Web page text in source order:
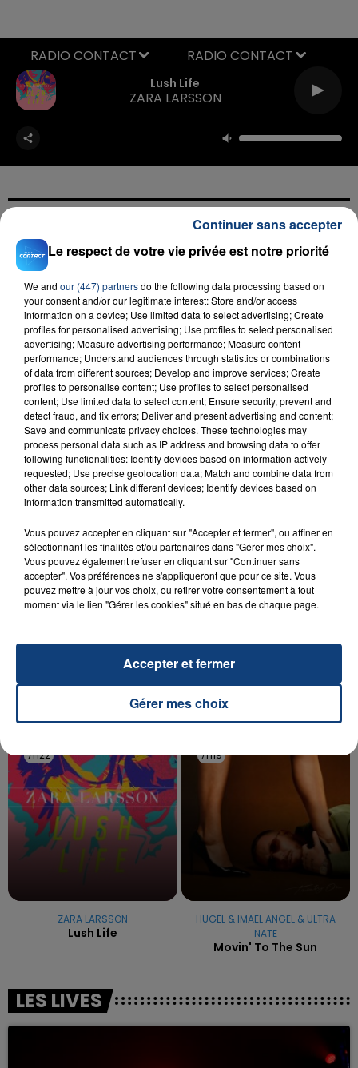
Lush Life
ZARA LARSSON
RADIO CONTACT
FIL D'ACTU
23 juillet 2026
INCENDIE MORTEL À LENS : UNE FEMME ET
SON BÉBÉ ENTRE LA VIE ET LA...
Un homme s'est immolé par le feu après avoir
aspergé sa compagne et leur bébé de trois mois
d'un liquide inflammable.
20 juillet 2026
UNE ADOLESCENTE DEVANT SE FAIRE
La famille a porté plainte contre la clinique qui a
reconnu sa responsabilité et présenté ses
TITRES DIFFUSÉS
7h22
7h22
ZARA LARSSON
Lush Life
7h19
7h19
HUGEL & IMAEL ANGEL & ULTRA
NATE
Movin' To The Sun
LES LIVES
Le respect de votre vie privée est notre priorité
We and our (447) partnersdo the following data processing based on
your consent and/or our legitimate interest: Store and/or access
information on a device; Use limited data to select advertising; Create
profiles for personalised advertising; Use profiles to select personalised
advertising; Measure advertising performance; Measure content
performance; Understand audiences through statistics or combinations
of data from different sources; Develop and improve services; Create
profiles to personalise content; Use profiles to select personalised
content; Use limited data to select content; Ensure security, prevent and
detect fraud, and fix errors; Deliver and present advertising and content;
Save and communicate privacy choices. These technologies may
process personal data such as IP address and browsing data to offer
following functionalities: Identify devices based on information actively
requested; Use precise geolocation data; Match and combine data from
other data sources; Link different devices; Identify devices based on
information transmitted automatically.
Vous pouvez accepter en cliquant sur "Accepter et fermer", ou affiner en
sélectionnant les finalités et/ou partenaires dans "Gérer mes choix".
Vous pouvez également refuser en cliquant sur "Continuer sans
accepter". Vos préférences ne s'appliqueront que pour ce site. Vous
pouvez mettre à jour vos choix, ou retirer votre consentement à tout
moment via le lien "Gérer les cookies" situé en bas de chaque page.
Gérer mes choix
Accepter et fermer
Continuer sans accepter